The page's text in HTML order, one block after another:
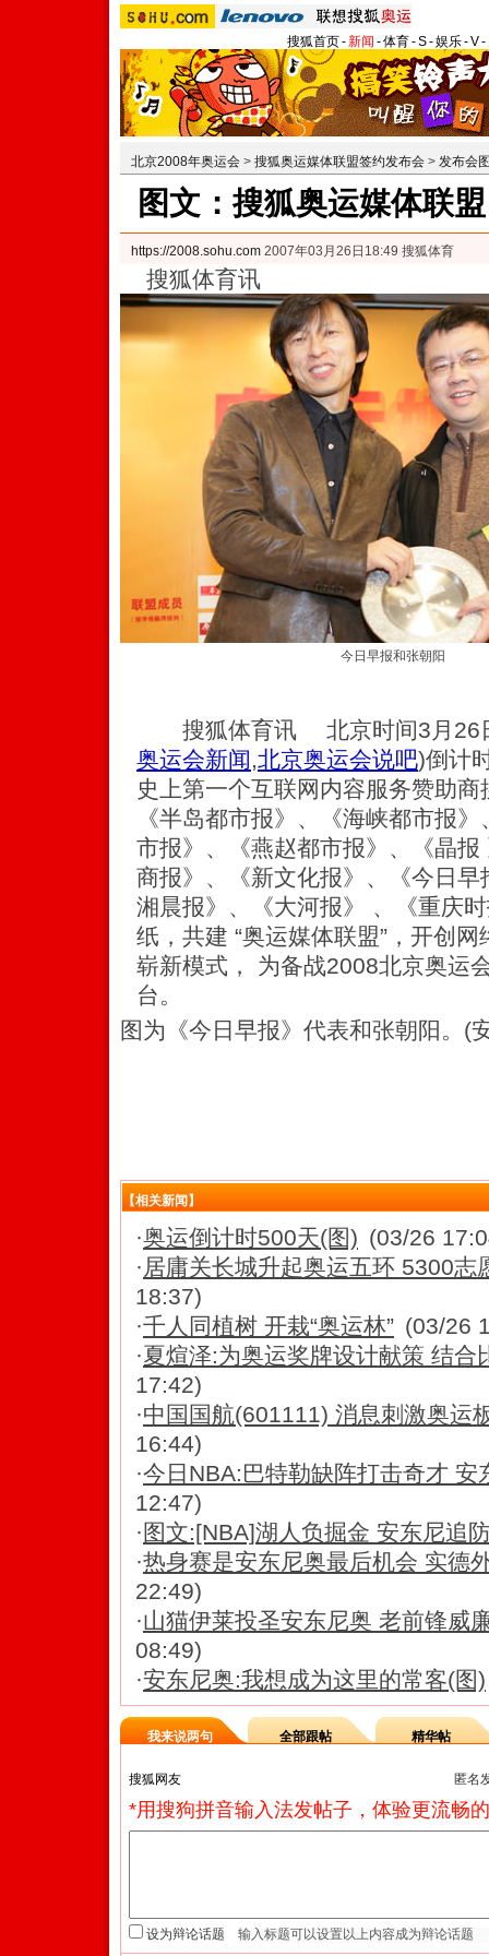
搜狐首页-新闻 -体育-S-娱乐-V-
北京2008年奥运会 > 搜狐奥运媒体联盟签约发布会 > 发布会
图文：搜狐奥运媒体联
https://2008.sohu.com 2007年03月26日18:49 搜狐体育
搜狐体育讯
今日早报和张朝阳
搜狐体育讯 北京时间3月26
奥运会新闻,北京奥运会说吧)倒计
史上第一个互联网内容服务赞助
《半岛都市报》、《海峡都市报
市报》、《燕赵都市报》、《晶
商报》、《新文化报》、《今日
湘晨报》、《大河报》 、《重庆
纸，共建 “奥运媒体联盟”，开创
崭新模式， 为备战2008北京奥运
台。
图为《今日早报》代表和张朝阳。(
【相关新闻】
·奥运倒计时500天(图) (03/26
· 居庸关长城升起奥运五环 5300志
18:37)
·千人同植树 开栽“奥运林” (03/26
·夏煊泽:为奥运奖牌设计献策 结合
17:42)
·中国国航(601111) 消息刺激奥运
16:44)
·今日NBA:巴特勒缺阵打击奇才 安
12:47)
· 图文:[NBA]湖人负掘金 安东尼追
·热身赛是安东尼奥最后机会 实德
22:49)
·山猫伊莱投圣安东尼奥 老前锋威
08:49)
·安东尼奥:我想成为这里的常客(图)
我来说两句 全部跟帖 精华帖
匿名
*用搜狗拼音输入法发帖子，体验更流畅
设为辩论话题